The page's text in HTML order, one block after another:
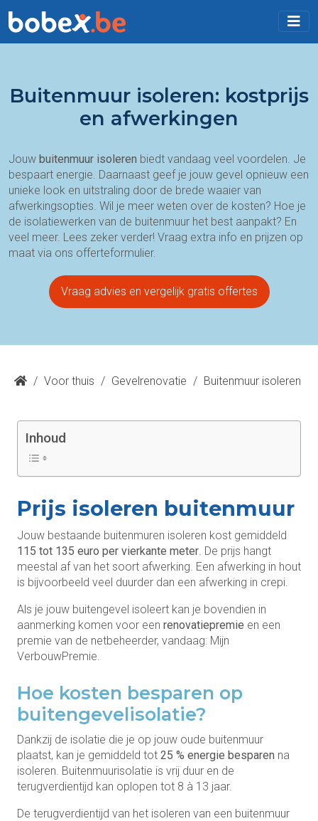
Buitenmuur isoleren: kostprijs
en afwerkingen
Jouw buitenmuur isoleren biedt vandaag veel voordelen. Je
bespaart energie. Daarnaast geef je jouw gevel opnieuw een
unieke look en uitstraling door de brede waaier van
afwerkingsopties. Wil je meer weten over de kosten? Hoe je
de isolatiewerken van de buitenmuur het best aanpakt? En
veel meer. Lees zeker verder! Vraag extra info en prijzen op
maat via ons offerteformulier.
Vraag advies en vergelijk gratis offertes
/ Voor thuis / Gevelrenovatie / Buitenmuur isoleren
Inhoud
Prijs isoleren buitenmuur
Jouw bestaande buitenmuren isoleren kost gemiddeld
115 tot 135 euro per vierkante meter . De prijs hangt
meestal af van het soort afwerking. Een afwerking in hout
is bijvoorbeeld veel duurder dan een afwerking in crepi.
Als je jouw buitengevel isoleert kan je bovendien in
aanmerking komen voor een renovatiepremie en een
premie van de netbeheerder, vandaag: Mijn
VerbouwPremie.
Hoe kosten besparen op
buitengevelisolatie?
Dankzij de isolatie die je op jouw oude buitenmuur
plaatst, kan je gemiddeld tot 25 % energie besparen na
isoleren. Buitenmuurisolatie is vrij duur en de
terugverdientijd kan oplopen tot 8 à 13 jaar.
De terugverdientijd van het isoleren van een buitenmuur